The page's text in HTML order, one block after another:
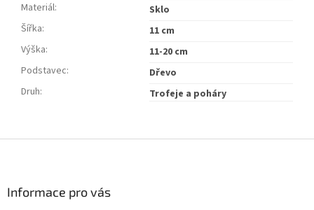
Materiál:
Sklo
Šířka:
11 cm
Výška:
11-20 cm
Podstavec:
Dřevo
Druh: Trofeje a poháry
Informace pro vás